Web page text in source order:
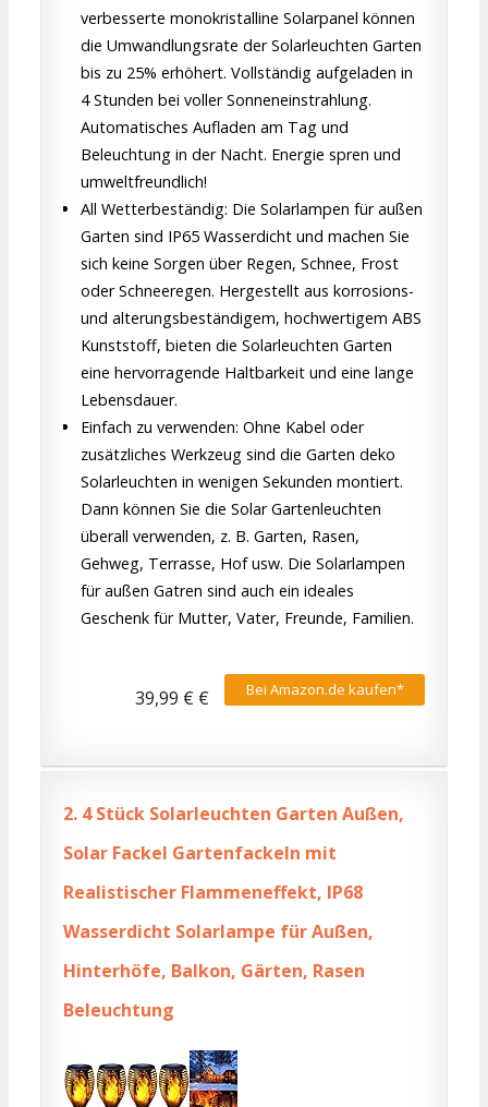
verbesserte monokristalline Solarpanel können
die Umwandlungsrate der Solarleuchten Garten
bis zu 25% erhöhert. Vollständig aufgeladen in
4 Stunden bei voller Sonneneinstrahlung.
Automatisches Aufladen am Tag und
Beleuchtung in der Nacht. Energie spren und
umweltfreundlich!
All Wetterbeständig: Die Solarlampen für außen
Garten sind IP65 Wasserdicht und machen Sie
sich keine Sorgen über Regen, Schnee, Frost
oder Schneeregen. Hergestellt aus korrosions-
und alterungsbeständigem, hochwertigem ABS
Kunststoff, bieten die Solarleuchten Garten
eine hervorragende Haltbarkeit und eine lange
Lebensdauer.
Einfach zu verwenden: Ohne Kabel oder
zusätzliches Werkzeug sind die Garten deko
Solarleuchten in wenigen Sekunden montiert.
Dann können Sie die Solar Gartenleuchten
überall verwenden, z. B. Garten, Rasen,
Gehweg, Terrasse, Hof usw. Die Solarlampen
für außen Gatren sind auch ein ideales
Geschenk für Mutter, Vater, Freunde, Familien.
Bei Amazon.de kaufen*
39,99 € €
2. 4 Stück Solarleuchten Garten Außen,
Solar Fackel Gartenfackeln mit
Realistischer Flammeneffekt, IP68
Wasserdicht Solarlampe für Außen,
Hinterhöfe, Balkon, Gärten, Rasen
Beleuchtung